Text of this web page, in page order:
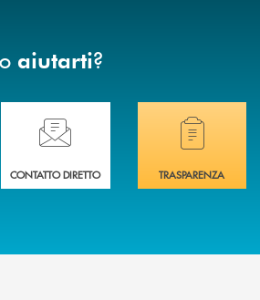
aiutarti?
delle nostre&nbsp; filiali .
Ti serve assistenza immediata? Contattaci!
CONTATTO DIRETTO
Hai bisogno di
TRASPARENZA